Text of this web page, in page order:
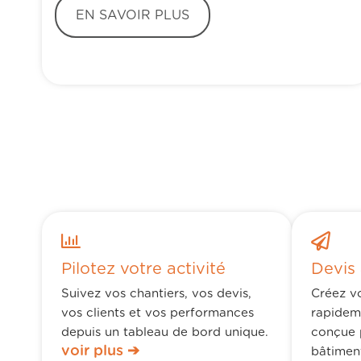
EN SAVOIR PLUS
Pilotez votre activité
Suivez vos chantiers, vos devis,
vos clients et vos performances
depuis un tableau de bord unique.
voir plus ➔
Devis
Créez
conçue